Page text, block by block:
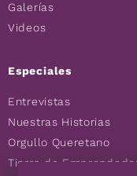
Galerías
Videos
Especiales
Entrevistas
Nuestras Historias
Orgullo Queretano
Tierra de